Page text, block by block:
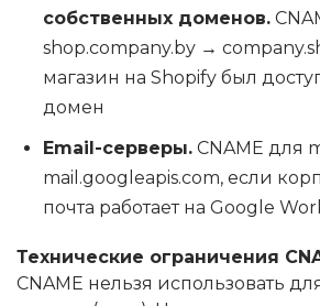
собственных доменов.
shop.company.by →
магазин на Shopify был
домен
Email-серверы. CNAME для
mail.googleapis.com, если
почта работает на Google
Технические ограничения
CNAME нельзя использовать